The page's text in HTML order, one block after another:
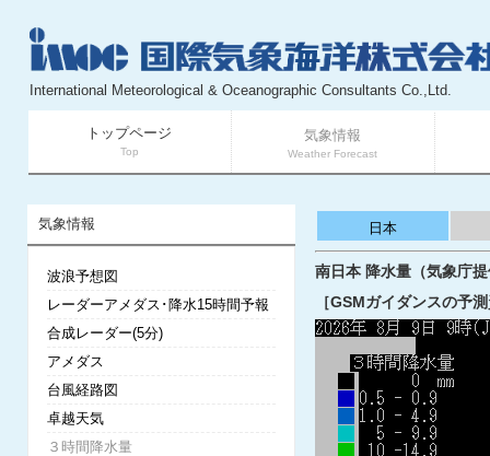
International Meteorological & Oceanographic Consultants Co.,Ltd.
トップページ
Top
気象情報
Weather Forecast
日本
南日本 降水量（気象庁
［GSMガイダンスの予
気象情報
波浪予想図
レーダーアメダス･降水15時間予報
合成レーダー(5分)
アメダス
台風経路図
卓越天気
３時間降水量